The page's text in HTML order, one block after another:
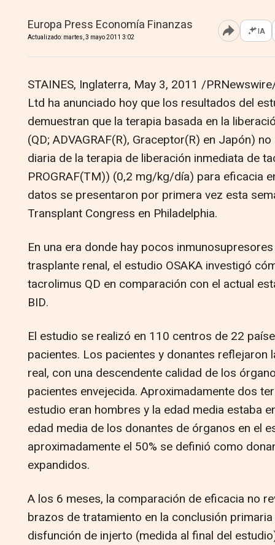
Europa Press Economía Finanzas
Actualizado: martes, 3 mayo 2011 3:02 Abrir IA
STAINES, Inglaterra, May 3, 2011 /
Ltd ha anunciado hoy que los resultados del
demuestran que la terapia basada en la
(QD; ADVAGRAF(R), Graceptor(R) en Japón)
diaria de la terapia de liberación inmediata de
PROGRAF(TM)) (0,2 mg/kg/día) para eficacia
datos se presentaron por primera vez esta
Transplant Congress en Philadelphia.
En una era donde hay pocos
trasplante renal, el estudio OSAKA investigó
tacrolimus QD en comparación con el actual
BID.
El estudio se realizó en 110 centros de 22
pacientes. Los pacientes y donantes reflejaron
real, con una descendente calidad de los
pacientes envejecida. Aproximadamente dos
estudio eran hombres y la edad media estaba
edad media de los donantes de órganos en el
aproximadamente el 50% se definió como
expandidos.
A los 6 meses, la comparación de eficacia no
brazos de tratamiento en la conclusión
disfunción de injerto (medida al final del